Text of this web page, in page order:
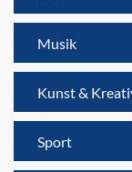
Musik
Kunst &
Sport